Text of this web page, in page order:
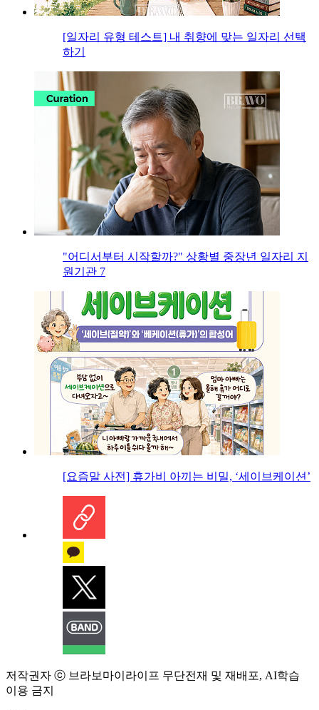
[일자리 유형 테스트] 내 취향에 맞는 일자리 선택
하기
"어디서부터 시작할까?" 상황별 중장년 일자리 지
원기관 7
[요즘말 사전] 휴가비 아끼는 비밀, ‘세이브케이션’
저작권자 ⓒ 브라보마이라이프 무단전재 및 재배포, AI학습
이용 금지